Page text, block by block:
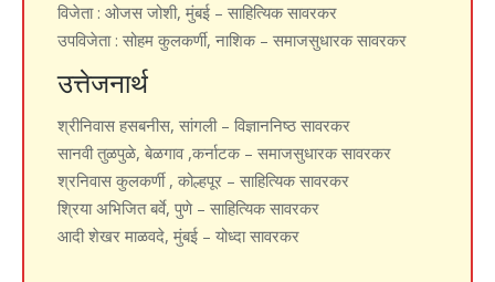
विजेता : ओजस जोशी, मुंबई – साहित्यिक सावरकर
उपविजेता : सोहम कुलकर्णी, नाशिक – समाजसुधारक सावरकर
उत्तेजनार्थ
श्रीनिवास हसबनीस, सांगली – विज्ञाननिष्ठ सावरकर
सानवी तुळपुळे, बेळगाव ,कर्नाटक – समाजसुधारक सावरकर
श्रनिवास कुलकर्णी , कोल्हपूर – साहित्यिक सावरकर
श्रिया अभिजित बर्वे, पुणे – साहित्यिक सावरकर
आदी शेखर माळवदे, मुंबई – योध्दा सावरकर